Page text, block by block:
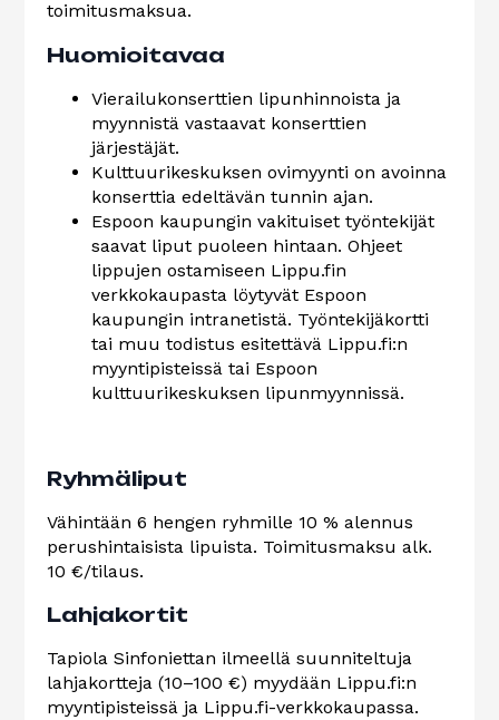
toimitusmaksua.
Huomioitavaa
Vierailukonserttien lipunhinnoista ja
myynnistä vastaavat konserttien
järjestäjät.
Kulttuurikeskuksen ovimyynti on avoinna
konserttia edeltävän tunnin ajan.
Espoon kaupungin vakituiset työntekijät
saavat liput puoleen hintaan. Ohjeet
lippujen ostamiseen Lippu.fin
verkkokaupasta löytyvät Espoon
kaupungin intranetistä. Työntekijäkortti
tai muu todistus esitettävä Lippu.fi:n
myyntipisteissä tai Espoon
kulttuurikeskuksen lipunmyynnissä.
Ryhmäliput
Vähintään 6 hengen ryhmille 10 % alennus
perushintaisista lipuista. Toimitusmaksu alk.
10 €/tilaus.
Lahjakortit
Tapiola Sinfoniettan ilmeellä suunniteltuja
lahjakortteja (10–100 €) myydään Lippu.fi:n
myyntipisteissä ja Lippu.fi-verkkokaupassa.